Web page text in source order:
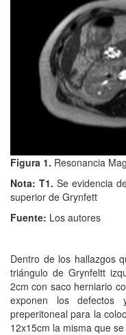
Figura 1. Resonancia
Nota: T1. Se evidencia
superior de Grynfett
Fuente: Los autores
Dentro de los hallazgos
triángulo de Grynfeltt
2cm con saco herniario
exponen los defectos
preperitoneal para la
12x15cm la misma que